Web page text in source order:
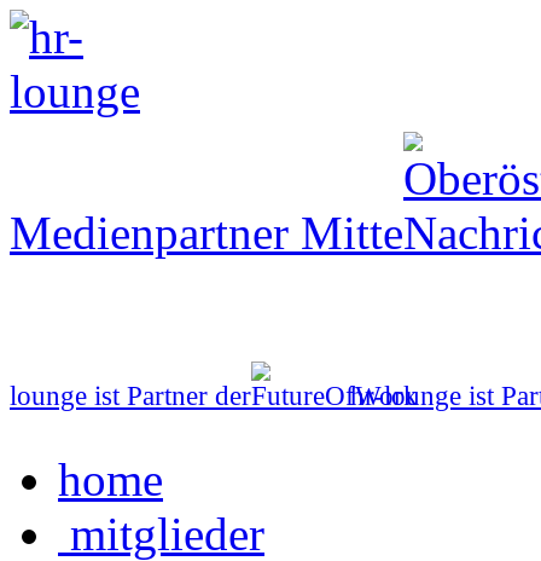
Medienpartner Mitte
lounge ist Partner der hr-lounge ist
home
mitglieder